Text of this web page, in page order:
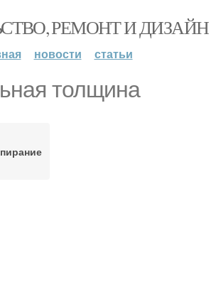
РЕМОНТ И ДИЗАЙН
новости статьи
толщина